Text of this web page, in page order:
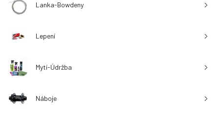
Lanka-Bowdeny
Lepení
Mytí-Údržba
Náboje